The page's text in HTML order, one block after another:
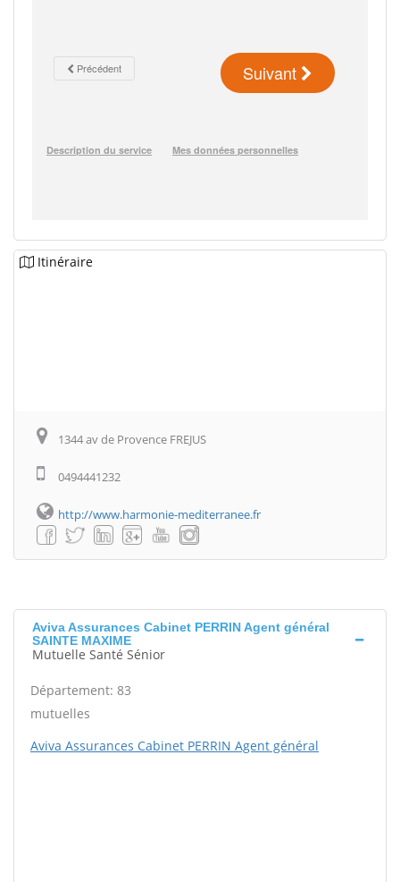
Itinéraire
1344 av de Provence FREJUS
0494441232
http://www.harmonie-mediterranee.fr
Aviva Assurances Cabinet PERRIN Agent général
SAINTE MAXIME
Mutuelle Santé Sénior
Département: 83
mutuelles
Aviva Assurances Cabinet PERRIN Agent général